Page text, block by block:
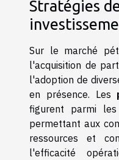
Stratégies
Sur le marché
l'acquisition de
l'adoption de
en présence. Les
figurent parmi les
permettant aux
ressources et
l'efficacité